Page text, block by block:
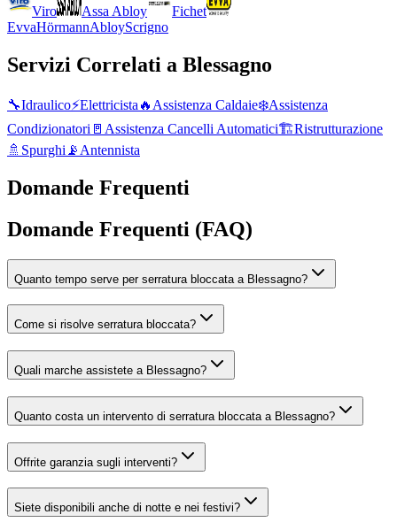
Viro
Assa Abloy
Fichet
EvvaHörmannAbloyScrigno
Servizi Correlati a Blessagno
🔧Idraulico⚡Elettricista 🔥 Assistenza Caldaie❄️Assistenza
Condizionatori 🚪 Assistenza Cancelli Automatici🏗️Ristrutturazione
🚿 Spurghi 📡 Antennista
Domande Frequenti
Domande Frequenti (FAQ)
Quanto tempo serve per serratura bloccata a Blessagno?
Come si risolve serratura bloccata?
Quali marche assistete a Blessagno?
Quanto costa un intervento di serratura bloccata a Blessagno?
Offrite garanzia sugli interventi?
Siete disponibili anche di notte e nei festivi?